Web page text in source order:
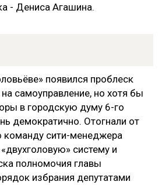
- Дениса Агашина.
появился проблеск
самоуправление, но хотя бы
в городскую думу 6-го
демократично. Отогнали от
команду сити-менеджера
систему и
полномочия главы
избрания депутатами